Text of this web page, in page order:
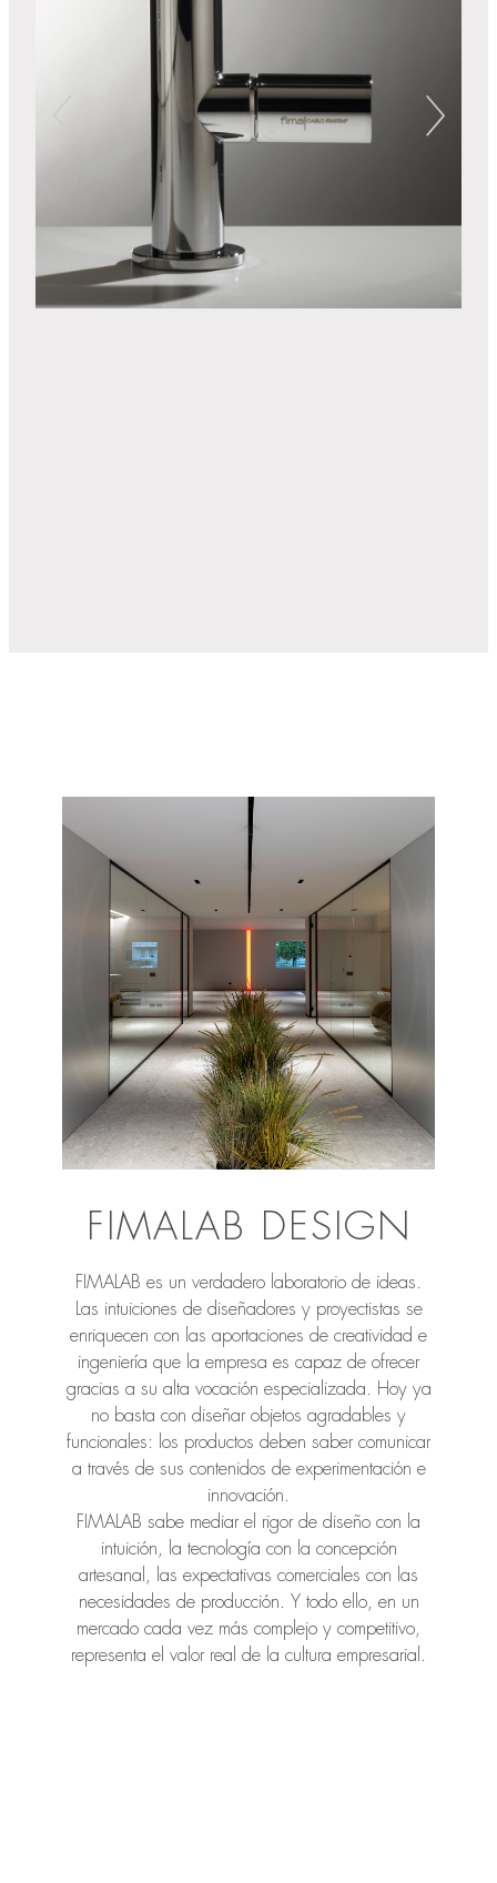
FIMALAB DESIGN
FIMALAB es un verdadero laboratorio de ideas.
Las intuiciones de diseñadores y proyectistas se
enriquecen con las aportaciones de creatividad e
ingeniería que la empresa es capaz de ofrecer
gracias a su alta vocación especializada. Hoy ya
no basta con diseñar objetos agradables y
funcionales: los productos deben saber comunicar
a través de sus contenidos de experimentación e
innovación.
FIMALAB sabe mediar el rigor de diseño con la
intuición, la tecnología con la concepción
artesanal, las expectativas comerciales con las
necesidades de producción. Y todo ello, en un
mercado cada vez más complejo y competitivo,
representa el valor real de la cultura empresarial.